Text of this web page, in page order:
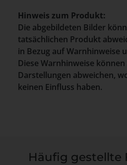
Hinweis zum Produkt:
Die abgebildeten Bilder
tatsächlichen Produkt
in Bezug auf Warnhinweise
Diese Warnhinweise
Darstellungen abweichen,
keinen Einfluss haben.
Häufig gestellte